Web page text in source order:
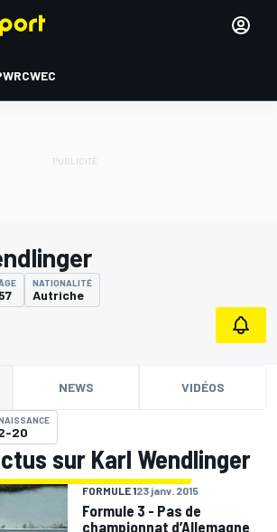
WRCWEC
57
NATIONALITÉ
Autriche
NEWS VIDÉOS
20
sur Karl Wendlinger
FORMULE 123 janv. 2015
Formule 3 - Pas de
championnat d’Allemagne